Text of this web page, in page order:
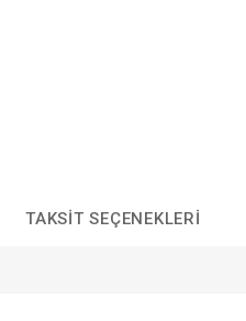
TAKSIT SEÇENEKLERI